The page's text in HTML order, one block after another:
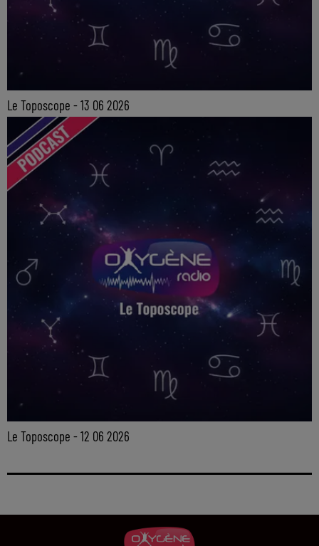
Le Toposcope - 13 06 2026
Le Toposcope - 12 06 2026